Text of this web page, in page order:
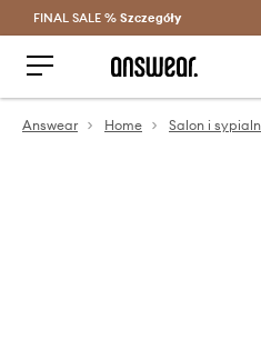
Oszczędzaj z
FINAL SALE % Szczegóły
Answear Home Salon i